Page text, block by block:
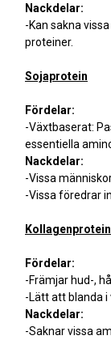
Nackdelar:
-Kan sakna
proteiner.
Sojaprotein
Fördelar:
-Växtbaserat:
essentiella
Nackdelar:
-Vissa
-Vissa föredrar
Kollagenprotein
Fördelar:
-Främjar hud-,
-Lätt att blanda i
Nackdelar:
-Saknar vissa